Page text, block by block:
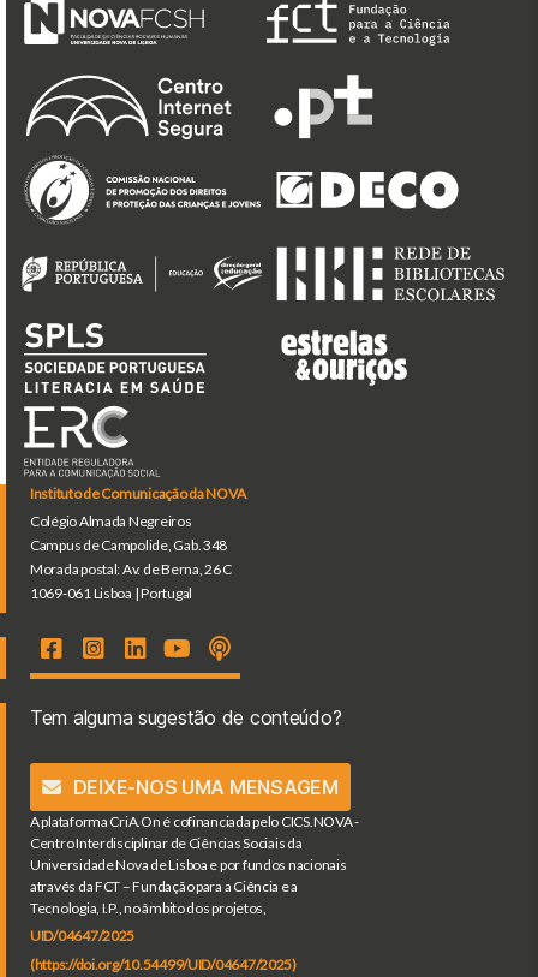
Instituto de Comunicação da NOVA
Colégio Almada Negreiros
Campus de Campolide, Gab. 348
Morada postal: Av. de Berna, 26 C
1069-061 Lisboa | Portugal
Tem alguma sugestão de conteúdo?
DEIXE-NOS UMA MENSAGEM
A plataforma CriA.On é cofinanciada pelo CICS.NOVA -
Centro Interdisciplinar de Ciências Sociais da
Universidade Nova de Lisboa e por fundos nacionais
através da FCT – Fundação para a Ciência e a
Tecnologia, I.P., no âmbito dos projetos,
UID/04647/2025
(https://doi.org/10.54499/UID/04647/2025)